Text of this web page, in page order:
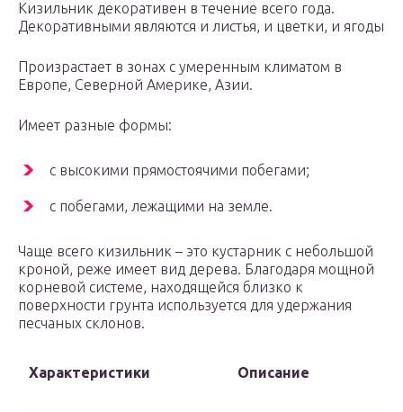
Кизильник декоративен в течение всего года.
Декоративными являются и листья, и цветки, и ягоды
Произрастает в зонах с умеренным климатом в
Европе, Северной Америке, Азии.
Имеет разные формы:
с высокими прямостоячими побегами;
с побегами, лежащими на земле.
Чаще всего кизильник – это кустарник с небольшой
кроной, реже имеет вид дерева. Благодаря мощной
корневой системе, находящейся близко к
поверхности грунта используется для удержания
песчаных склонов.
Характеристики Описание